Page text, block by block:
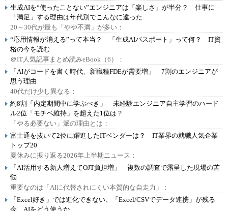
生成AIを“使ったことない”エンジニアは「楽しさ」が半分？ 仕事に
「満足」する理由は年代別でこんなに違った
20～30代が最も「やや不満」が多い：
“応用情報が消える”って本当？ 「生成AIパスポート」って何？ IT資
格の今を読む
＠IT人気記事まとめ読みeBook（6）：
「AIがコードを書く時代、新職種FDEが需要増」 7割のエンジニアが
思う理由
40代だけ少し異なる：
約8割「内定期間中に学ぶべき」 未経験エンジニア自主学習のハード
ル2位「モチベ維持」を超えた1位は？
「やる必要ない」派の理由とは：
富士通を抜いて2位に躍進したITベンダーは？ IT業界の就職人気企業
トップ20
夏休みに振り返る2026年上半期ニュース：
「AI活用する新人増えてOJT負担増」 複数の調査で露呈した現場の苦
悩
重要なのは「AIに代替されにくい本質的な自走力」：
「Excel好き」では進化できない、「Excel/CSVでデータ連携」が残る
今、AIをどう使うか